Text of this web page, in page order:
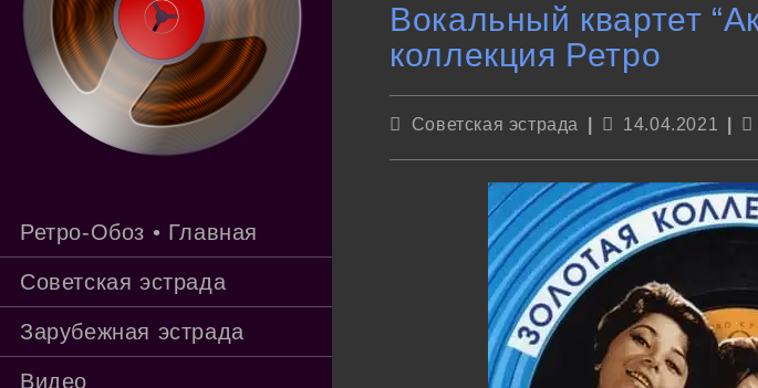
Ретро-Обоз • Главная
Советская эстрада
Зарубежная эстрада
Видео
Вокальный квартет
коллекция Ретро
Рубрика
Советская эстрада
Запись
14.04.2021